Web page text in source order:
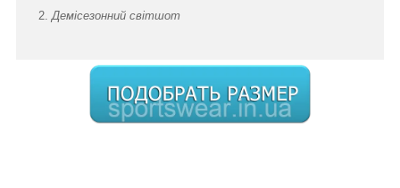
Демісезонний світшот